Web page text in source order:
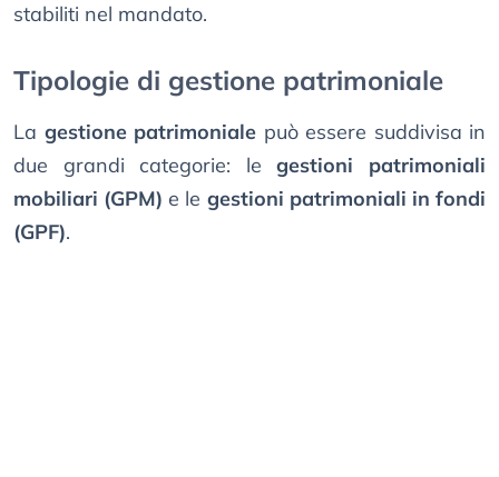
stabiliti nel mandato.
Tipologie di gestione patrimoniale
La gestione patrimoniale può essere suddivisa in
due grandi categorie: legestioni patrimoniali
mobiliari (GPM) e le gestioni patrimoniali in fondi
(GPF).